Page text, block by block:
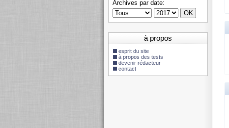
Archives par date:
à propos
esprit du site
à propos des tests
devenir rédacteur
contact